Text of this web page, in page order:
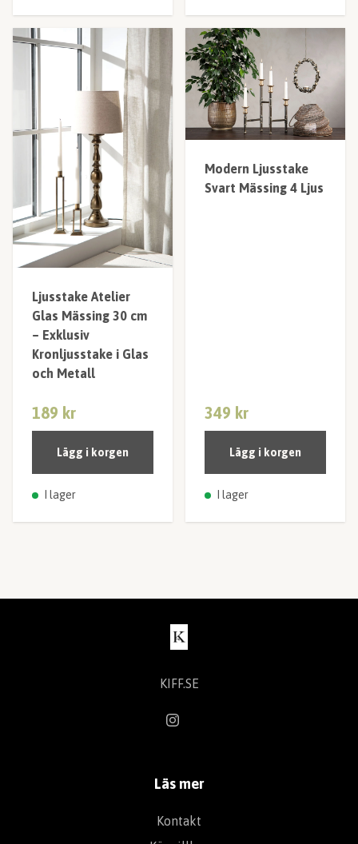
Ljusstake Atelier
Glas Mässing 30 cm
– Exklusiv
Kronljusstake i Glas
och Metall
189 kr
Lägg i korgen
I lager
Modern Ljusstake
Svart Mässing 4 Ljus
349 kr
Lägg i korgen
I lager
KIFF.SE
Läs mer
Kontakt